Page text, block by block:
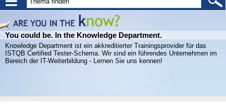
You could be. In the Knowledge Department.
Knowledge Department ist ein akkreditierter Trainingsprovider für das
ISTQB Certified Tester-Schema. Wir sind ein führendes Unternehmen im
Bereich der IT-Weiterbildung - Lernen Sie uns kennen!